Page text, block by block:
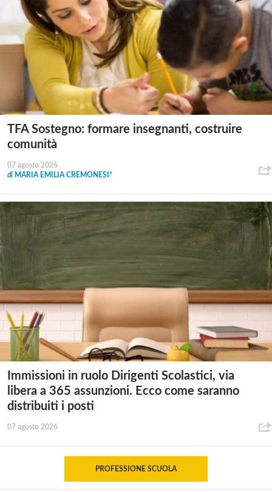
TFA Sostegno: formare insegnanti, costruire
comunità
07 agosto 2026
di MARIA EMILIA CREMONESI*
Immissioni in ruolo Dirigenti Scolastici, via
libera a 365 assunzioni. Ecco come saranno
distribuiti i posti
07 agosto 2026
PROFESSIONE SCUOLA